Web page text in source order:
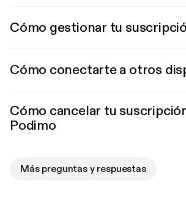
Cómo gestionar tu
Cómo conectarte a otros
Cómo cancelar tu
Podimo
Más preguntas y respuestas